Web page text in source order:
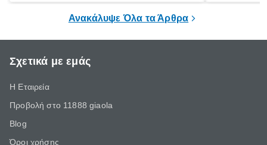
Ανακάλυψε Όλα τα Άρθρα
Σχετικά με εμάς
Η Εταιρεία
Προβολή στο 11888 giaola
Blog
Όροι χρήσης